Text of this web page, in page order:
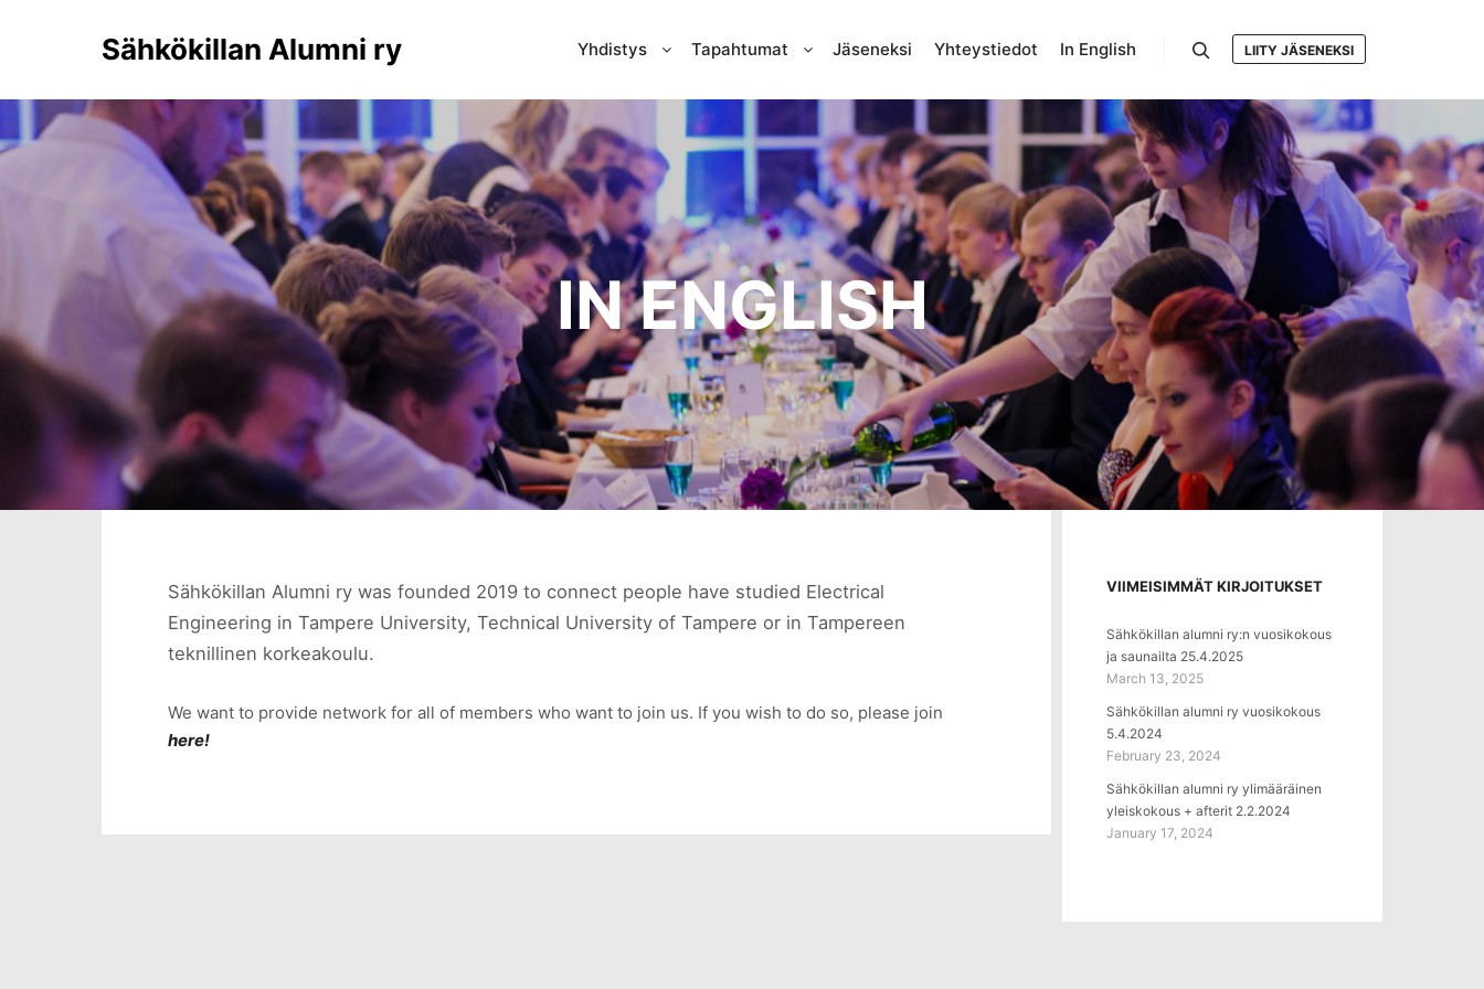
Sähkökillan Alumni ry Yhdistys Tapahtumat Jäseneksi Yhteystiedot In English LIITY JÄSENEKSI
IN ENGLISH
Sähkökillan Alumni ry was founded 2019 to connect people have studied Electrical
Engineering in Tampere University, Technical University of Tampere or in Tampereen
teknillinen korkeakoulu.
We want to provide network for all of members who want to join us. If you wish to do so, please join
here!
VIIMEISIMMÄT KIRJOITUKSET
Sähkökillan alumni ry:n vuosikokous
ja saunailta 25.4.2025
March 13, 2025
Sähkökillan alumni ry vuosikokous
5.4.2024
February 23, 2024
Sähkökillan alumni ry ylimääräinen
yleiskokous + afterit 2.2.2024
January 17, 2024